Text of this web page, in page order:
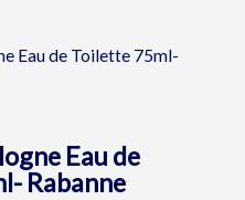
Eau de
Rabanne